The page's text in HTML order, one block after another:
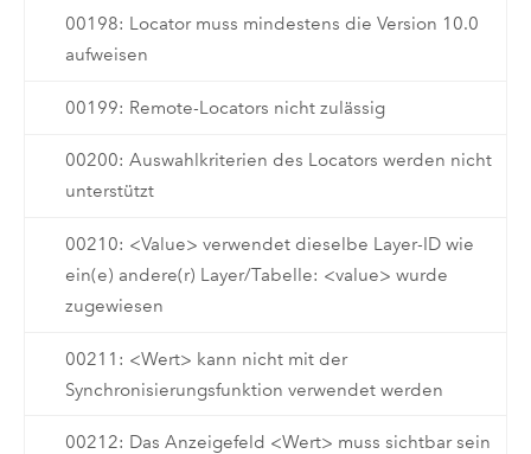
00198: Locator muss mindestens die Version 10.0
aufweisen
00199: Remote-Locators nicht zulässig
00200: Auswahlkriterien des Locators werden nicht
unterstützt
00210: <Value> verwendet dieselbe Layer-ID wie
ein(e) andere(r) Layer/Tabelle: <value> wurde
zugewiesen
00211: <Wert> kann nicht mit der
Synchronisierungsfunktion verwendet werden
00212: Das Anzeigefeld <Wert> muss sichtbar sein